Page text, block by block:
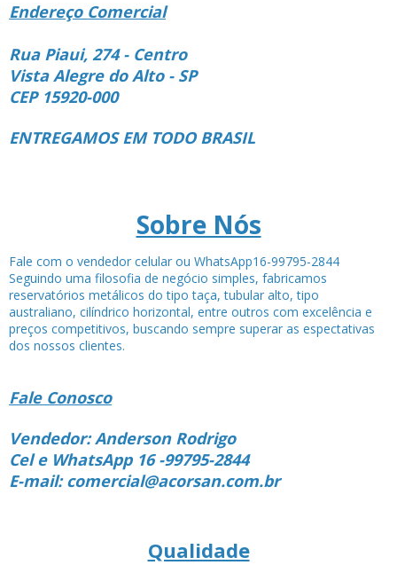
Endereço Comercial
Rua Piaui, 274 - Centro
Vista Alegre do Alto - SP
CEP 15920-000
ENTREGAMOS EM TODO BRASIL
Sobre Nós
Fale com o vendedor celular ou WhatsApp16-99795-2844
Seguindo uma filosofia de negócio simples, fabricamos
reservatórios metálicos do tipo taça, tubular alto, tipo
australiano, cilíndrico horizontal, entre outros com excelência e
preços competitivos, buscando sempre superar as espectativas
dos nossos clientes.
Fale Conosco
Vendedor: Anderson Rodrigo
Cel e WhatsApp 16 -99795-2844
E-mail: comercial@acorsan.com.br
Qualidade